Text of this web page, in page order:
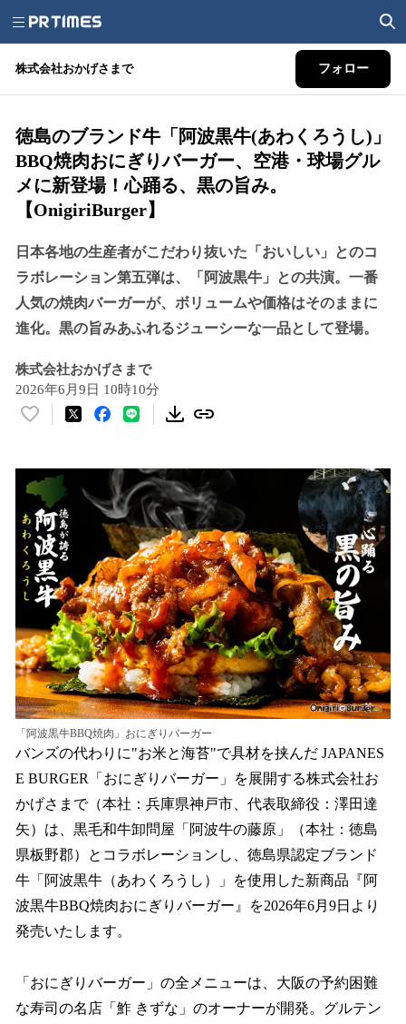
株式会社おかげさまで フォロー
徳島のブランド牛「阿波黒牛(あわくろうし)」
BBQ焼肉おにぎりバーガー、空港・球場グル
メに新登場！心踊る、黒の旨み。
【OnigiriBurger】
日本各地の生産者がこだわり抜いた「おいしい」とのコ
ラボレーション第五弾は、「阿波黒牛」との共演。一番
人気の焼肉バーガーが、ボリュームや価格はそのままに
進化。黒の旨みあふれるジューシーな一品として登場。
株式会社おかげさまで
2026年6月9日 10時10分
い
！
数
を
読
み
込
み
で
す
「阿波黒牛BBQ焼肉」おにぎりバーガー
バンズの代わりに"お米と海苔"で具材を挟んだ JAPANES
E BURGER「おにぎりバーガー」を展開する株式会社お
かげさまで（本社：兵庫県神戸市、代表取締役：澤田達
矢）は、黒毛和牛卸問屋「阿波牛の藤原」（本社：徳島
県板野郡）とコラボレーションし、徳島県認定ブランド
牛「阿波黒牛（あわくろうし）」を使用した新商品『阿
波黒牛BBQ焼肉おにぎりバーガー』を2026年6月9日より
発売いたします。
「おにぎりバーガー」の全メニューは、大阪の予約困難
な寿司の名店「鮓 きずな」のオーナーが開発。グルテン